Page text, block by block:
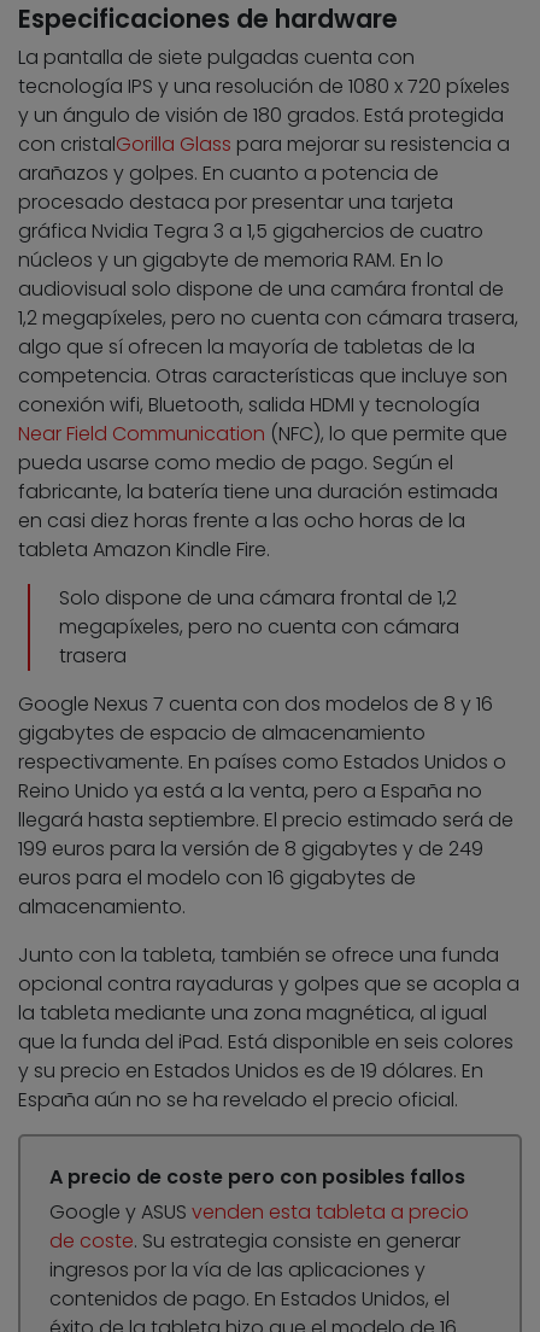
Especificaciones de hardware
La pantalla de siete pulgadas cuenta con
tecnología IPS y una resolución de 1080 x 720 píxeles
y un ángulo de visión de 180 grados. Está protegida
con cristalGorilla Glass para mejorar su resistencia a
arañazos y golpes. En cuanto a potencia de
procesado destaca por presentar una tarjeta
gráfica Nvidia Tegra 3 a 1,5 gigahercios de cuatro
núcleos y un gigabyte de memoria RAM. En lo
audiovisual solo dispone de una camára frontal de
1,2 megapíxeles, pero no cuenta con cámara trasera,
algo que sí ofrecen la mayoría de tabletas de la
competencia. Otras características que incluye son
conexión wifi, Bluetooth, salida HDMI y tecnología
Near Field Communication (NFC), lo que permite que
pueda usarse como medio de pago. Según el
fabricante, la batería tiene una duración estimada
en casi diez horas frente a las ocho horas de la
tableta Amazon Kindle Fire.
Solo dispone de una cámara frontal de 1,2
megapíxeles, pero no cuenta con cámara
trasera
Google Nexus 7 cuenta con dos modelos de 8 y 16
gigabytes de espacio de almacenamiento
respectivamente. En países como Estados Unidos o
Reino Unido ya está a la venta, pero a España no
llegará hasta septiembre. El precio estimado será de
199 euros para la versión de 8 gigabytes y de 249
euros para el modelo con 16 gigabytes de
almacenamiento.
Junto con la tableta, también se ofrece una funda
opcional contra rayaduras y golpes que se acopla a
la tableta mediante una zona magnética, al igual
que la funda del iPad. Está disponible en seis colores
y su precio en Estados Unidos es de 19 dólares. En
España aún no se ha revelado el precio oficial.
A precio de coste pero con posibles fallos
Google y ASUS venden esta tableta a precio
de coste. Su estrategia consiste en generar
ingresos por la vía de las aplicaciones y
contenidos de pago. En Estados Unidos, el